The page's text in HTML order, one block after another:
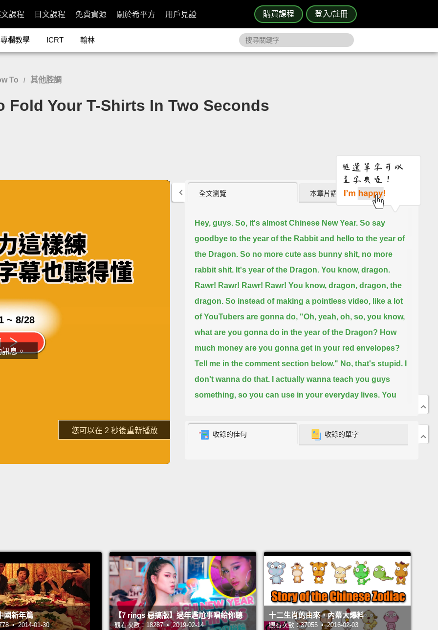
購買課程 登入/註冊
課程 日文課程 免費資源 關於希平方 用戶見證
專欄教學 ICRT 翰林
To / 其他腔調
Fold Your T-Shirts In Two Seconds
息。
~ 8/28
重新播放
了解詳情
全文瀏覽 本章片語 (1)
Hey, guys. So, it's almost Chinese New Year. So say
goodbye to the year of the Rabbit and hello to the year of
the Dragon. So no more cute ass bunny shit, no more
rabbit shit. It's year of the Dragon. You know, dragon.
Rawr! Rawr! Rawr! Rawr! You know, dragon, dragon, the
dragon. So instead of making a pointless video, like a lot
of YouTubers are gonna do, "Oh, yeah, oh, so, you know,
what are you gonna do in the year of the Dragon? How
much money are you gonna get in your red envelopes?
Tell me in the comment section below." No, that's stupid. I
don't wanna do that. I actually wanna teach you guys
something, so you can use in your everyday lives. You
you guys anyways. So, let's go!
嘿，大家好。所以，快要到中國新年了。跟兔年說拜拜，跟龍
樣你在日常生活就可以用到。你也許會、也許不會覺得這有
用，但不管怎樣，我還是要教你們。所以，開始吧!
So, nowadays, when you go to your friends' house, you
know, just to chill, Xbox, movies, talk about videos or
whatever, right?
And when you enter their rooms, you see
收錄的佳句 收錄的單字
國新年篇
• 2014-01-30
【7 rings 惡搞版】過年尷尬事唱給你聽
觀看次數：18287 • 2019-02-14
十二生肖的由來，內幕大爆料
觀看次數：37055 • 2016-02-03